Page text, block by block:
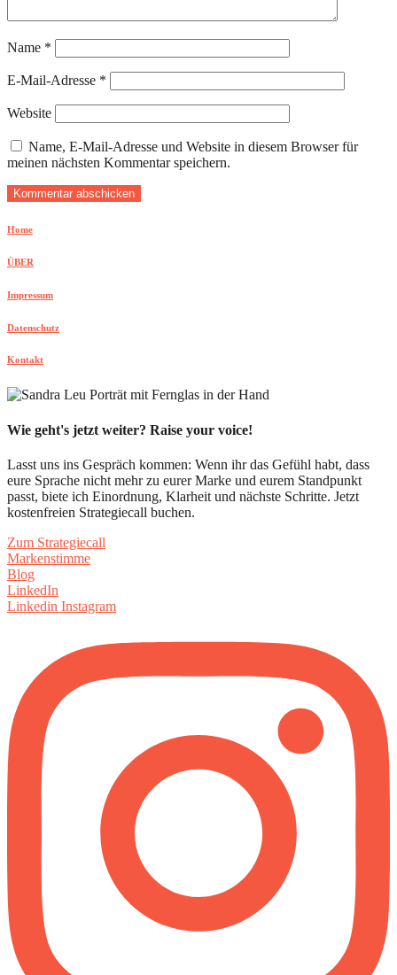
Name *
E-Mail-Adresse *
Website
Name, E-Mail-Adresse und Website in diesem Browser für
meinen nächsten Kommentar speichern.
Home
ÜBER
Impressum
Datenschutz
Kontakt
Wie geht's jetzt weiter? Raise your voice!
Lasst uns ins Gespräch kommen: Wenn ihr das Gefühl habt, dass
eure Sprache nicht mehr zu eurer Marke und eurem Standpunkt
passt, biete ich Einordnung, Klarheit und nächste Schritte. Jetzt
kostenfreien Strategiecall buchen.
Zum Strategiecall
Markenstimme
Blog
LinkedIn
Linkedin Instagram